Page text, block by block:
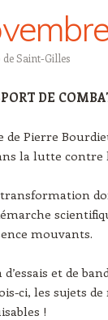
de Saint-Gilles
DE
Pierre
la lutte contre
mouvants.
et de
ci, les sujets
!